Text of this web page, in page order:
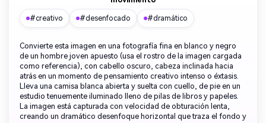
#creativo #desenfocado #dramático
Convierte esta imagen en una fotografía fina en blanco y negro
de un hombre joven apuesto (usa el rostro de la imagen cargada
como referencia), con cabello oscuro, cabeza inclinada hacia
atrás en un momento de pensamiento creativo intenso o éxtasis.
Lleva una camisa blanca abierta y suelta con cuello, de pie en un
estudio tenuemente iluminado lleno de pilas de libros y papeles.
La imagen está capturada con velocidad de obturación lenta,
creando un dramático desenfoque horizontal que traza el fondo y